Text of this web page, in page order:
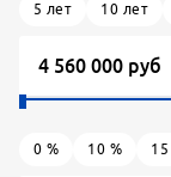
0 % 10 % 15
5 лет 10 лет